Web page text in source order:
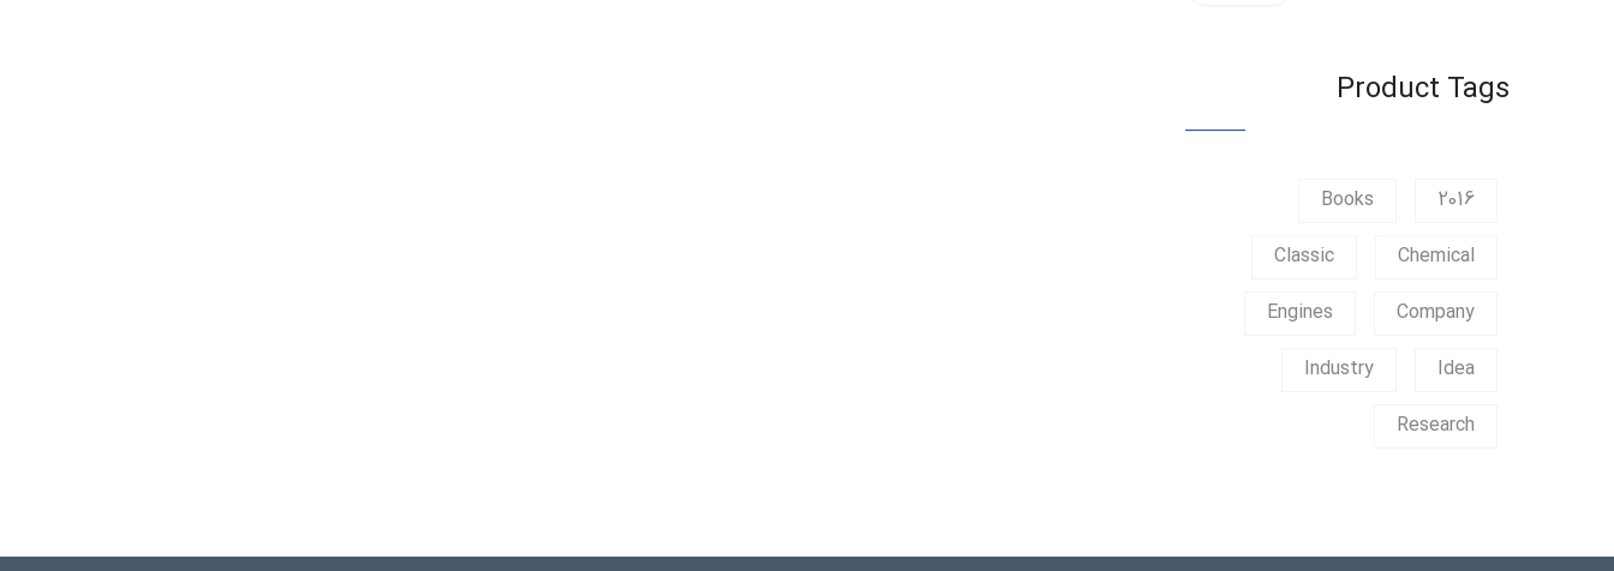
Product Tags
2016
Books
Chemical
Classic
Company
Engines
Idea
Industry
Research